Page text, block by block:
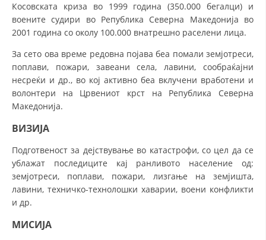
ЗАКОН ЗА ЦКРМ
СТАТУТ НА ЦКРМ
РАКОВОДЕН ОДБОР
СОБРАНИЕ
СТРУКТУРА И ОРГАНИЗАЦИОНА ПОСТАВЕНОСТ
Косовската криза во 1999 година (350.000 бегалци) и
воените судири во Република Северна Македонија во
2001 година со околу 100.000 внатрешно раселени лица.
За сето ова време редовна појава беа помали земјотреси,
поплави, пожари, завеани села, лавини, сообраќајни
несреќи и др., во кој активно беа вклучени вработени и
волонтери на Црвениот крст на Република Северна
Македонија.
ВИЗИЈА
Подготвеност за дејствување во катастрофи, со цел да се
ублажат последиците кај ранливото население од:
земјотреси, поплави, пожари, лизгање на земјишта,
лавини, техничко-технолошки хаварии, воени конфликти
и др.
МИСИЈА